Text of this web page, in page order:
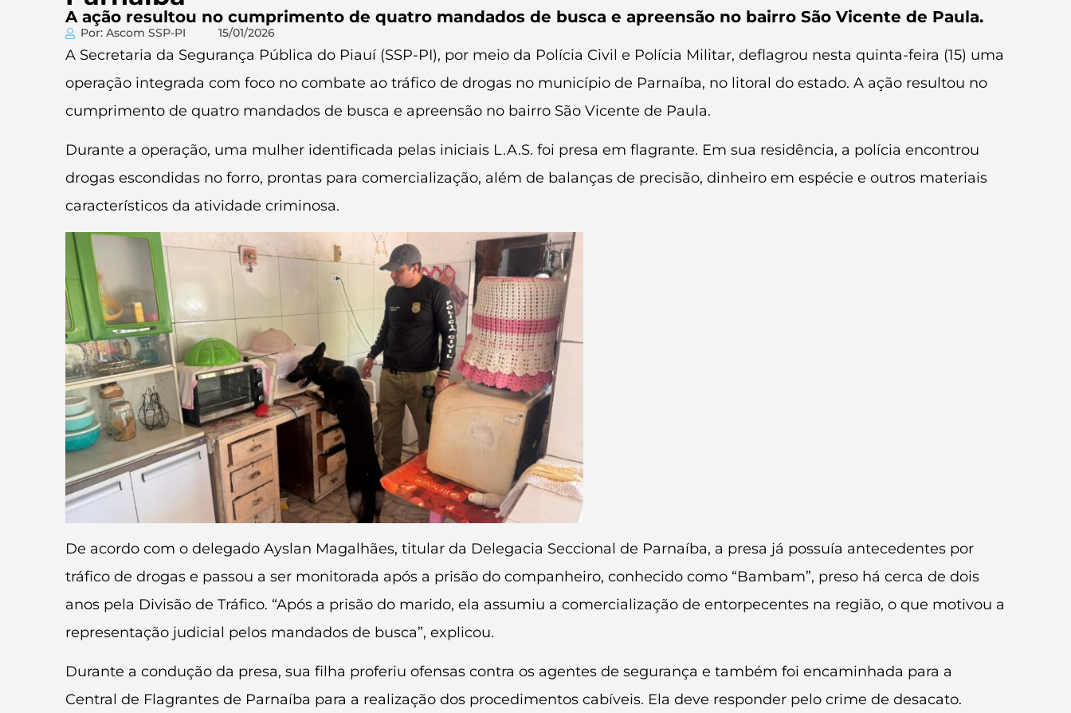
A ação resultou no cumprimento de quatro mandados de busca e apreensão no bairro São Vicente de Paula.
Por: Ascom SSP-PI 15/01/2026
A Secretaria da Segurança Pública do Piauí (SSP-PI), por meio da Polícia Civil e Polícia Militar, deflagrou nesta quinta-feira (15) uma
operação integrada com foco no combate ao tráfico de drogas no município de Parnaíba, no litoral do estado. A ação resultou no
cumprimento de quatro mandados de busca e apreensão no bairro São Vicente de Paula.
Durante a operação, uma mulher identificada pelas iniciais L.A.S. foi presa em flagrante. Em sua residência, a polícia encontrou
drogas escondidas no forro, prontas para comercialização, além de balanças de precisão, dinheiro em espécie e outros materiais
característicos da atividade criminosa.
De acordo com o delegado Ayslan Magalhães, titular da Delegacia Seccional de Parnaíba, a presa já possuía antecedentes por
tráfico de drogas e passou a ser monitorada após a prisão do companheiro, conhecido como “Bambam”, preso há cerca de dois
anos pela Divisão de Tráfico. “Após a prisão do marido, ela assumiu a comercialização de entorpecentes na região, o que motivou a
representação judicial pelos mandados de busca”, explicou.
Durante a condução da presa, sua filha proferiu ofensas contra os agentes de segurança e também foi encaminhada para a
Central de Flagrantes de Parnaíba para a realização dos procedimentos cabíveis. Ela deve responder pelo crime de desacato.